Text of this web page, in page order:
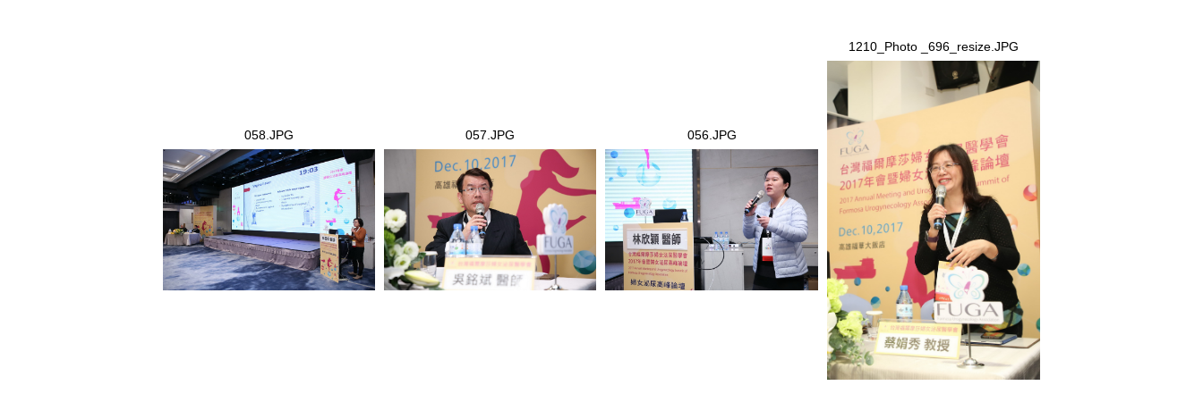
058.JPG
058.JPG
057.JPG
056.JPG
056.JPG
1210_Photo _696_resize.JPG
1210_Photo _696_resize.JPG